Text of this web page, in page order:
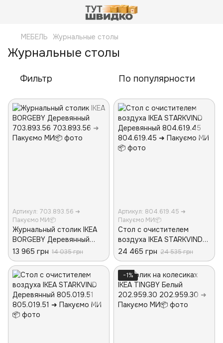
МЕБЕЛЬ Журнальные столы
Журнальные столы
Фильтр По популярности
Артикул: 703.893.56 ➜
Пакуємо МИ📦
Журнальный столик IKEA
BORGEBY Деревянный
703.893.56
13 965 грн 14 035 грн
Артикул: 804.619.45 ➜
Пакуємо МИ📦
Стол с очистителем
воздуха IKEA STARKVIND
Деревянный 804.619.45
24 465 грн 24 535 грн
−1%